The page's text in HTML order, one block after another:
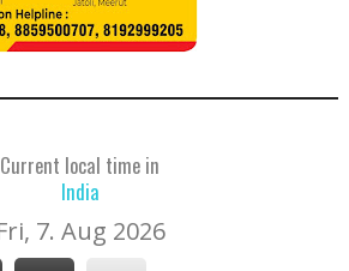
Current local time in
India